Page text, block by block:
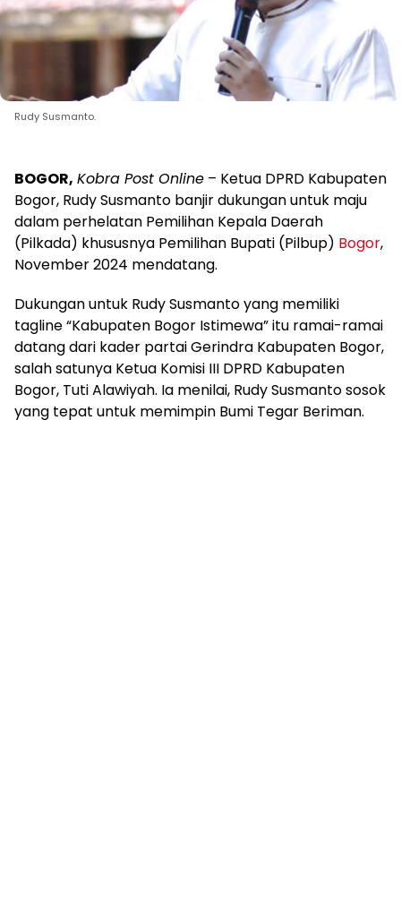
Rudy Susmanto.
BOGOR, Kobra Post Online – Ketua DPRD Kabupaten
Bogor, Rudy Susmanto banjir dukungan untuk maju
dalam perhelatan Pemilihan Kepala Daerah
(Pilkada) khususnya Pemilihan Bupati (Pilbup) Bogor,
November 2024 mendatang.
Dukungan untuk Rudy Susmanto yang memiliki
tagline “Kabupaten Bogor Istimewa” itu ramai-ramai
datang dari kader partai Gerindra Kabupaten Bogor,
salah satunya Ketua Komisi III DPRD Kabupaten
Bogor, Tuti Alawiyah. Ia menilai, Rudy Susmanto sosok
yang tepat untuk memimpin Bumi Tegar Beriman.